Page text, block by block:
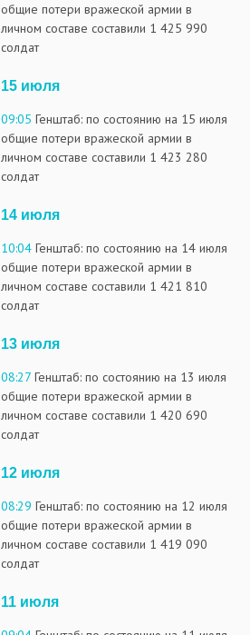
общие потери вражеской армии в
личном составе составили 1 425 990
солдат
15 июля
09:05 Генштаб: по состоянию на 15 июля
общие потери вражеской армии в
личном составе составили 1 423 280
солдат
14 июля
10:04 Генштаб: по состоянию на 14 июля
общие потери вражеской армии в
личном составе составили 1 421 810
солдат
13 июля
08:27 Генштаб: по состоянию на 13 июля
общие потери вражеской армии в
личном составе составили 1 420 690
солдат
12 июля
08:29 Генштаб: по состоянию на 12 июля
общие потери вражеской армии в
личном составе составили 1 419 090
солдат
11 июля